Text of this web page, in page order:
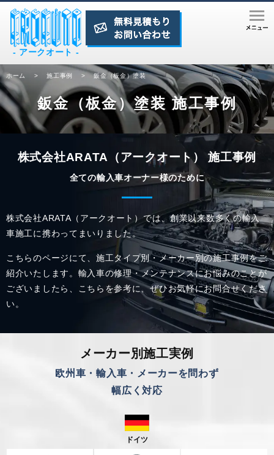
- アークオート -
ホーム > 施工事例 > 鈑金（板金）塗装
鈑金（板金）塗装 施工事例
株式会社ARATA（アークオート） 施工事例
全ての輸入車オーナー様のために
株式会社ARATA（アークオート）では、創業以来数多くの輸入
車施工に携わってまいりました。
こちらのページにて、施工タイプ別・メーカー別の施工事例をご
紹介いたします。 輸入車の修理・メンテナンスにお悩みのことが
ございましたら、こちらを参考に、ぜひお気軽にお問合せくださ
い。
メーカー別施工実例
欧州車・輸入車・メーカーを問わず
幅広く対応
ドイツ